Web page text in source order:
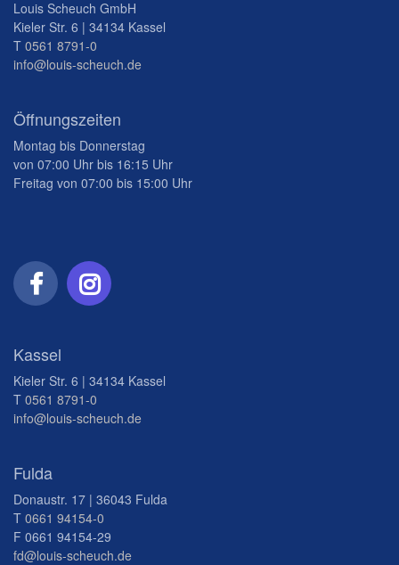
Louis Scheuch GmbH
Kieler Str. 6 | 34134 Kassel
T 0561 8791-0
info@louis-scheuch.de
Öffnungszeiten
Montag bis Donnerstag
von 07:00 Uhr bis 16:15 Uhr
Freitag von 07:00 bis 15:00 Uhr
Kassel
Kieler Str. 6 | 34134 Kassel
T 0561 8791-0
info@louis-scheuch.de
Fulda
Donaustr. 17 | 36043 Fulda
T 0661 94154-0
F 0661 94154-29
fd@louis-scheuch.de